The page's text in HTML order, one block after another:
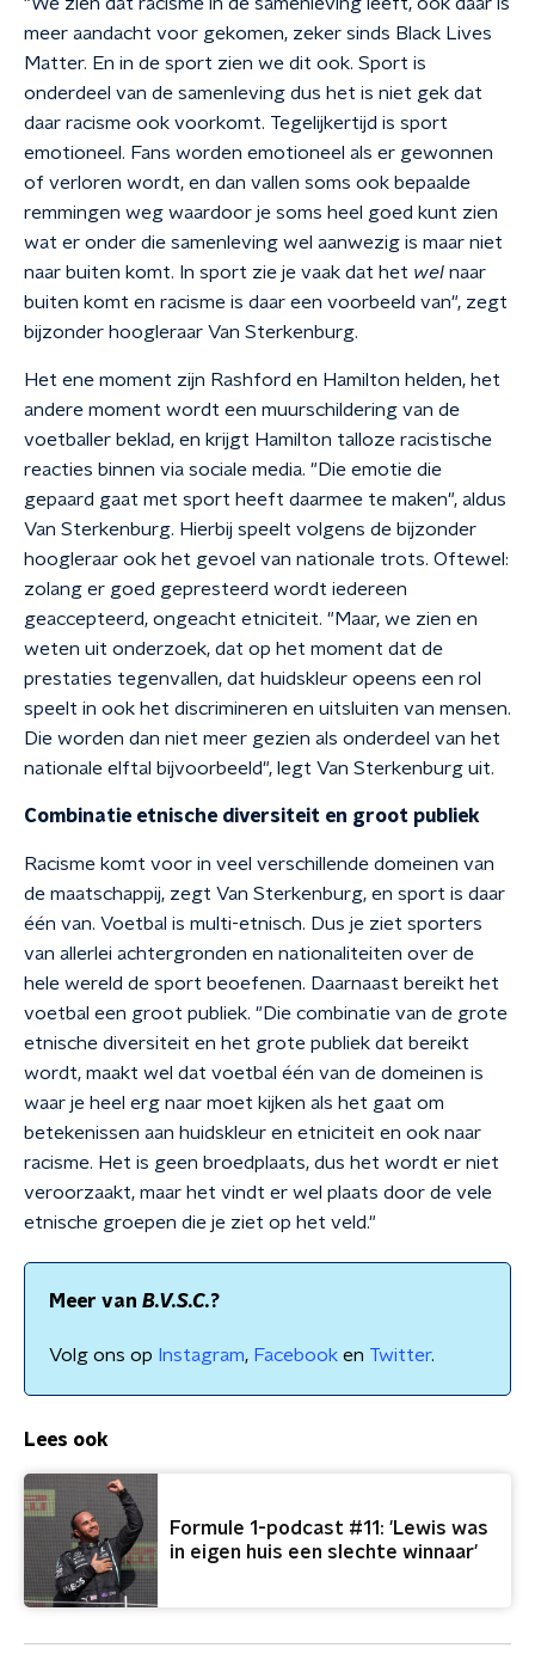
meer aandacht voor gekomen, zeker sinds Black Lives
Matter. En in de sport zien we dit ook. Sport is
onderdeel van de samenleving dus het is niet gek dat
daar racisme ook voorkomt. Tegelijkertijd is sport
emotioneel. Fans worden emotioneel als er gewonnen
of verloren wordt, en dan vallen soms ook bepaalde
remmingen weg waardoor je soms heel goed kunt zien
wat er onder die samenleving wel aanwezig is maar niet
naar buiten komt. In sport zie je vaak dat het wel naar
buiten komt en racisme is daar een voorbeeld van", zegt
bijzonder hoogleraar Van Sterkenburg.
Het ene moment zijn Rashford en Hamilton helden, het
andere moment wordt een muurschildering van de
voetballer beklad, en krijgt Hamilton talloze racistische
reacties binnen via sociale media. "Die emotie die
gepaard gaat met sport heeft daarmee te maken", aldus
Van Sterkenburg. Hierbij speelt volgens de bijzonder
hoogleraar ook het gevoel van nationale trots. Oftewel:
zolang er goed gepresteerd wordt iedereen
geaccepteerd, ongeacht etniciteit. "Maar, we zien en
weten uit onderzoek, dat op het moment dat de
prestaties tegenvallen, dat huidskleur opeens een rol
speelt in ook het discrimineren en uitsluiten van mensen.
Die worden dan niet meer gezien als onderdeel van het
nationale elftal bijvoorbeeld", legt Van Sterkenburg uit.
Combinatie etnische diversiteit en groot publiek
Racisme komt voor in veel verschillende domeinen van
de maatschappij, zegt Van Sterkenburg, en sport is daar
één van. Voetbal is multi-etnisch. Dus je ziet sporters
van allerlei achtergronden en nationaliteiten over de
hele wereld de sport beoefenen. Daarnaast bereikt het
voetbal een groot publiek. "Die combinatie van de grote
etnische diversiteit en het grote publiek dat bereikt
wordt, maakt wel dat voetbal één van de domeinen is
waar je heel erg naar moet kijken als het gaat om
betekenissen aan huidskleur en etniciteit en ook naar
racisme. Het is geen broedplaats, dus het wordt er niet
veroorzaakt, maar het vindt er wel plaats door de vele
etnische groepen die je ziet op het veld."
Meer van B.V.S.C.?
Volg ons op Instagram, Facebook en Twitter.
Lees ook
Formule 1-podcast #11: 'Lewis was
in eigen huis een slechte winnaar'